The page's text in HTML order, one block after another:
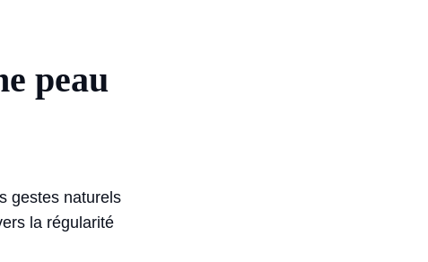
peau
gestes naturels
la régularité